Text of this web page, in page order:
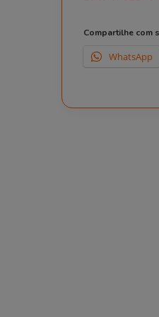
Compartilhe com
WhatsApp